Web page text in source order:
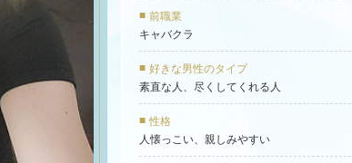
前職業
キャバクラ
好きな男性のタイプ
素直な人、尽くしてくれる人
性格
人懐っこい、親しみやすい